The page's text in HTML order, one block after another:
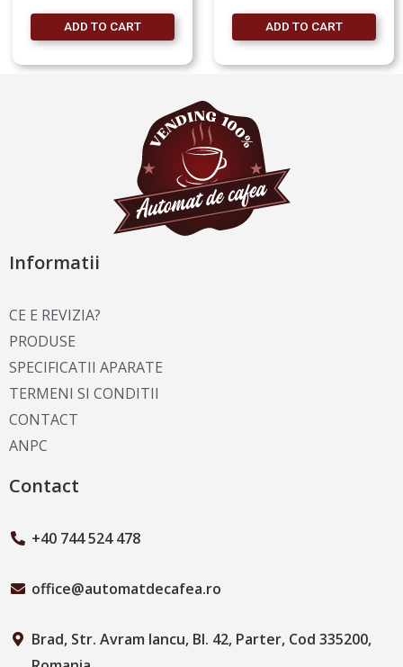
ADD TO CART ADD TO CART
Informatii
CE E REVIZIA?
PRODUSE
SPECIFICATII APARATE
TERMENI SI CONDITII
CONTACT
ANPC
Contact
+40 744 524 478
office@automatdecafea.ro
Brad, Str. Avram Iancu, Bl. 42, Parter, Cod 335200,